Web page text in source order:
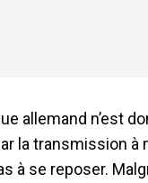
allemand n’est
la transmission à
à se reposer.